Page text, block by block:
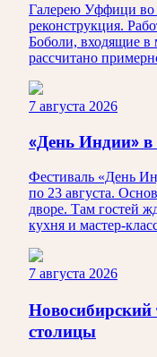
Галерею Уффици во
реконструкция.
Боболи, входящие
рассчитано
7 августа 2026
«День Индии»
Фестиваль «День
по 23 августа.
дворе. Там гостей
кухня и мастер-
7 августа 2026
Новосибирский
столицы